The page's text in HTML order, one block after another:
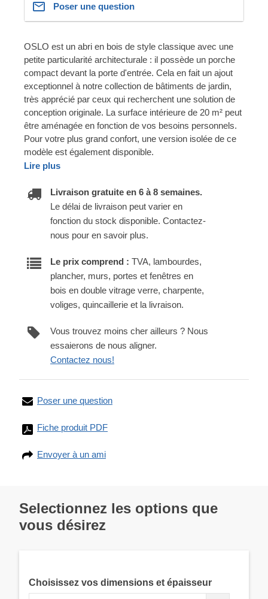
Poser une question
OSLO est un abri en bois de style classique avec une
petite particularité architecturale : il possède un porche
compact devant la porte d'entrée. Cela en fait un ajout
exceptionnel à notre collection de bâtiments de jardin,
très apprécié par ceux qui recherchent une solution de
conception originale. La surface intérieure de 20 m² peut
être aménagée en fonction de vos besoins personnels.
Pour votre plus grand confort, une version isolée de ce
modèle est également disponible.
Lire plus
Livraison gratuite en 6 à 8 semaines.
Le délai de livraison peut varier en
fonction du stock disponible. Contactez-
nous pour en savoir plus.
Le prix comprend : TVA, lambourdes,
plancher, murs, portes et fenêtres en
bois en double vitrage verre, charpente,
voliges, quincaillerie et la livraison.
Vous trouvez moins cher ailleurs ? Nous
essaierons de nous aligner.
Contactez nous!
Poser une question
Fiche produit PDF
Envoyer à un ami
Selectionnez les options que
vous désirez
Choisissez vos dimensions et épaisseur